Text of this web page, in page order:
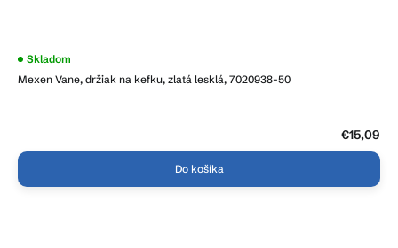
Mexen Vane, držiak na kefku, zlatá lesklá, 7020938-50
Priemerné
produktu
Skladom
€15,09
Do košíka